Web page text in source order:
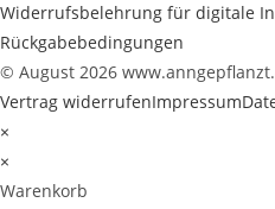
Widerrufsbelehrung für digitale
Rückgabebedingungen
© August 2026
Vertrag widerrufenImpressum
×
×
Warenkorb